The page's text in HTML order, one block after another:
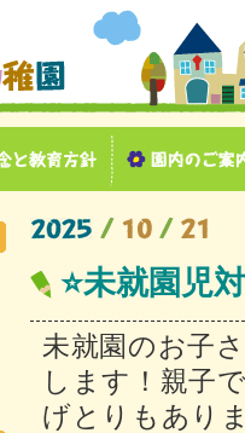
⭐未就園
未就園のお子
します！親子
げとりもあり